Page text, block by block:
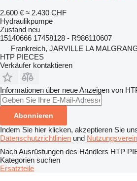
2.600 € ≈ 2.430 CHF
Hydraulikpumpe
Zustand neu
15140666 17458128 - R986110607
Frankreich, JARVILLE LA
HTP PIECES
Verkäufer kontaktieren
Informationen über neue Anzeigen von
Abonnieren
Indem Sie hier klicken, akzeptieren Sie
Datenschutzrichtlinien und
Nach Ausrüstungen des Händlers HTP
Kategorien suchen
Ersatzteile